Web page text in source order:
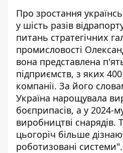
Про зростання
у шість разів
питань стратегічних
промисловості
вона представлена
підприємств, з яких
компанії. За його
Україна нарощувала
боєприпасів, а у 2024-
виробництві снарядів.
цьогоріч більше
роботизовані системи".